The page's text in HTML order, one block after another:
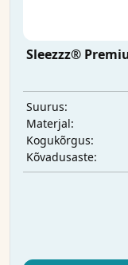
Sleezzz®
Suurus:
Materjal:
Kogukõrgus:
Kõvadusaste: